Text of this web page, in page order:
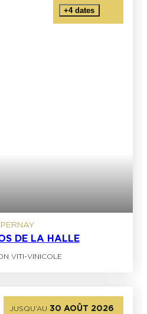
+4 dates
DE LA HALLE
VITI-VINICOLE
JUSQU’AU 30 AOÛT 2026